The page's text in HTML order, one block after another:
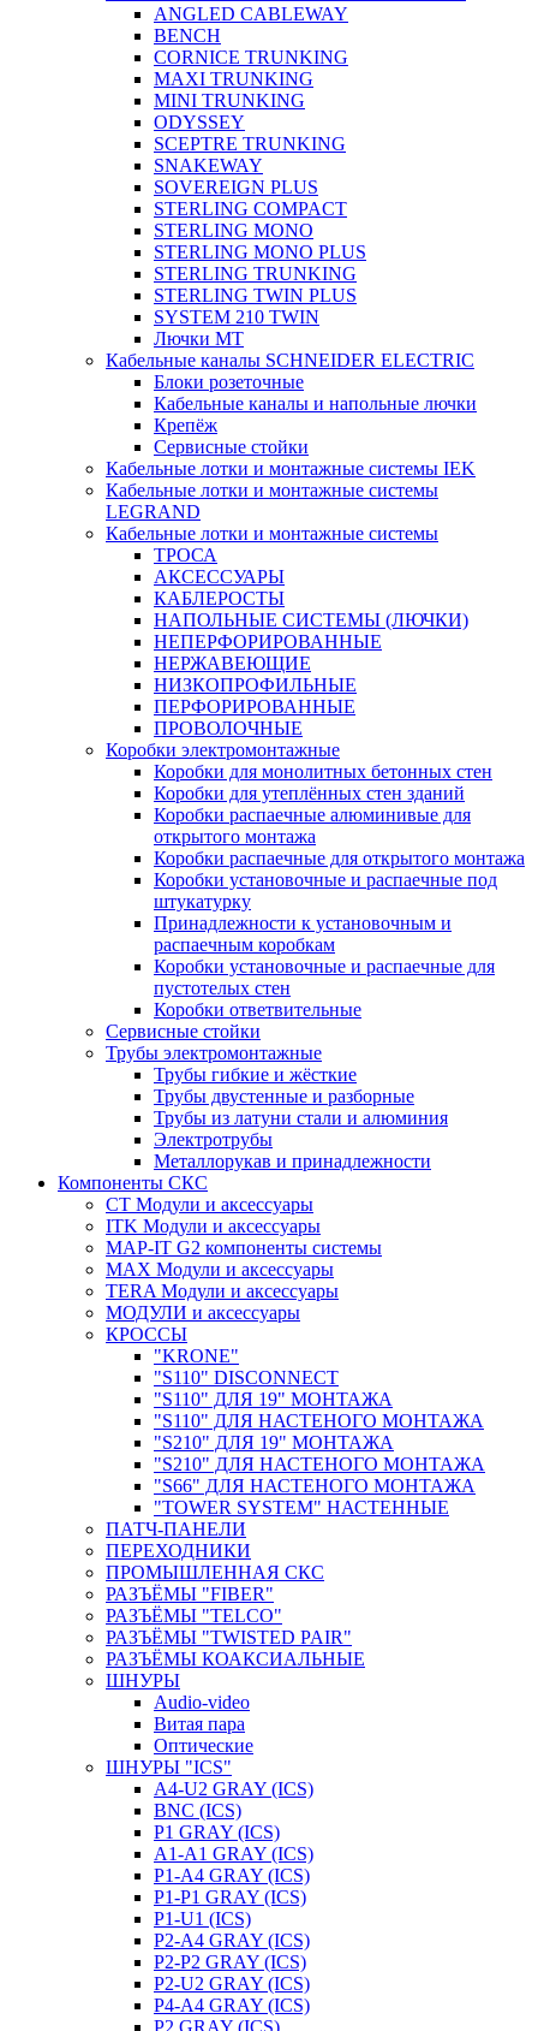
ANGLED CABLEWAY
BENCH
CORNICE TRUNKING
MAXI TRUNKING
MINI TRUNKING
ODYSSEY
SCEPTRE TRUNKING
SNAKEWAY
SOVEREIGN PLUS
STERLING COMPACT
STERLING MONO
STERLING MONO PLUS
STERLING TRUNKING
STERLING TWIN PLUS
SYSTEM 210 TWIN
Лючки MT
Кабельные каналы SCHNEIDER ELECTRIC
Блоки розеточные
Кабельные каналы и напольные лючки
Крепёж
Сервисные стойки
Кабельные лотки и монтажные системы IEK
Кабельные лотки и монтажные системы
LEGRAND
Кабельные лотки и монтажные системы
ТРОСА
АКСЕССУАРЫ
КАБЛЕРОСТЫ
НАПОЛЬНЫЕ СИСТЕМЫ (ЛЮЧКИ)
НЕПЕРФОРИРОВАННЫЕ
НЕРЖАВЕЮЩИЕ
НИЗКОПРОФИЛЬНЫЕ
ПЕРФОРИРОВАННЫЕ
ПРОВОЛОЧНЫЕ
Коробки электромонтажные
Коробки для монолитных бетонных стен
Коробки для утеплённых стен зданий
Коробки распаечные алюминивые для
открытого монтажа
Коробки распаечные для открытого монтажа
Коробки установочные и распаечные под
штукатурку
Принадлежности к установочным и
распаечным коробкам
Коробки установочные и распаечные для
пустотелых стен
Коробки ответвительные
Сервисные стойки
Трубы электромонтажные
Трубы гибкие и жёсткие
Трубы двустенные и разборные
Трубы из латуни стали и алюминия
Электротрубы
Металлорукав и принадлежности
Компоненты СКС
CT Модули и аксессуары
ITK Модули и аксессуары
MAP-IT G2 компоненты системы
MAX Модули и аксессуары
TERA Модули и аксессуары
МОДУЛИ и аксессуары
КРОССЫ
"KRONE"
"S110" DISCONNECT
"S110" ДЛЯ 19" МОНТАЖА
"S110" ДЛЯ НАСТЕНОГО МОНТАЖА
"S210" ДЛЯ 19" МОНТАЖА
"S210" ДЛЯ НАСТЕНОГО МОНТАЖА
"S66" ДЛЯ НАСТЕНОГО МОНТАЖА
"TOWER SYSTEM" НАСТЕННЫЕ
ПАТЧ-ПАНЕЛИ
ПЕРЕХОДНИКИ
ПРОМЫШЛЕННАЯ СКС
РАЗЪЁМЫ "FIBER"
РАЗЪЁМЫ "TELCO"
РАЗЪЁМЫ "TWISTED PAIR"
РАЗЪЁМЫ КОАКСИАЛЬНЫЕ
ШНУРЫ
Audio-video
Витая пара
Оптические
ШНУРЫ "ICS"
A4-U2 GRAY (ICS)
BNC (ICS)
P1 GRAY (ICS)
A1-A1 GRAY (ICS)
P1-A4 GRAY (ICS)
P1-P1 GRAY (ICS)
P1-U1 (ICS)
P2-A4 GRAY (ICS)
P2-P2 GRAY (ICS)
P2-U2 GRAY (ICS)
P4-A4 GRAY (ICS)
P2 GRAY (ICS)